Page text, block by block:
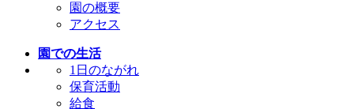
園の概要
アクセス
園での生活
1日のながれ
保育活動
給食